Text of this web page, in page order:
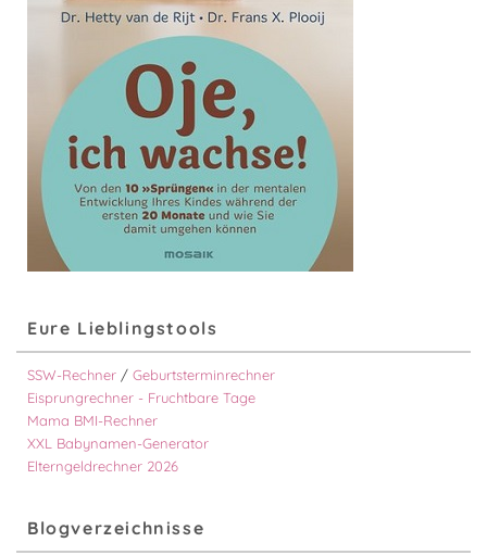
Eure Lieblingstools
SSW-Rechner / Geburtsterminrechner
Eisprungrechner - Fruchtbare Tage
Mama BMI-Rechner
XXL Babynamen-Generator
Elterngeldrechner 2026
Blogverzeichnisse